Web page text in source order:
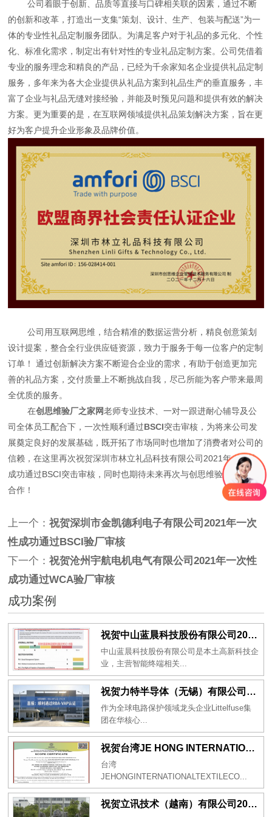
公司着眼于创新、品质等直接与口碑相关联的因素，通过不断
的创新和改革，打造出一支集“策划、设计、生产、包装与配送”为一
体的专业性礼品定制服务团队。为满足客户对于礼品的多元化、个性
化、标准化需求，制定出有针对性的专业礼品定制方案。公司凭借着
专业的服务理念和精良的产品，已经为千余家知名企业提供礼品定制
服务，多年来为各大企业提供从礼品方案到礼品生产的垂直服务，丰
富了企业与礼品无缝对接经验，并能及时预见问题和提供有效的解决
方案。更为重要的是，在互联网领域提供礼品策划解决方案，旨在更
好为客户提升企业形象及品牌价值。
公司用互联网思维，结合精准的数据运营分析，精良创意策划
设计提案，整合全行业供应链资源，致力于服务于每一位客户的定制
订单！ 通过创新解决方案不断迎合企业的需求，有助于创造更加完
善的礼品方案，交付质量上不断挑战自我，尽己所能为客户带来最周
全优质的服务。
在创思维验厂之家网老师专业技术、一对一跟进耐心辅导及公
司全体员工配合下，一次性顺利通过BSCI突击审核，为将来公司发
展奠定良好的发展基础，既开拓了市场同时也增加了消费者对公司的
信赖，在这里再次祝贺深圳市林立礼品科技有限公司2021年一次性
成功通过BSCI突击审核，同时也期待未来再次与创思维验厂之家网
合作！
上一个：祝贺深圳市金凯德利电子有限公司2021年一次
性成功通过BSCI验厂审核
下一个：祝贺沧州宇航电机电气有限公司2021年一次性
成功通过WCA验厂审核
成功案例
祝贺中山蓝晨科技股份有限公司2026年一次性成功通过BSCI验厂-B级
中山蓝晨科技股份有限公司是本土高新科技企
业，主营智能终端相关...
祝贺力特半导体（无锡）有限公司2026年一次性成功通过RBA-VAP认证审核并取得170.2分
作为全球电路保护领域龙头企业Littelfuse集
团在华核心...
祝贺台湾JE HONG INTERNATIONAL TEXTILE CO., LTD 2026年一次性成功通过GRS认证
台湾
JEHONGINTERNATIONALTEXTILECO...
祝贺立讯技术（越南）有限公司2026年一次性成功通过RBA-VAP审核获得金牌评级！